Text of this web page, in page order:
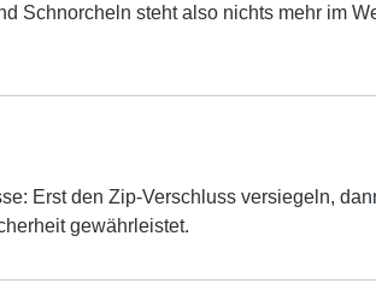
Schnorcheln steht also nichts mehr im
Erst den Zip-Verschluss versiegeln,
gewährleistet.